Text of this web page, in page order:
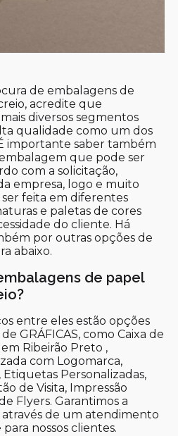
de embalagens de
acredite que
diversos segmentos
qualidade como um dos
importante saber também
que pode ser
com a solicitação,
empresa, logo e muito
ser feita em diferentes
e paletas de cores
do cliente. Há
por outras opções de
abaixo.
de papel
entre eles estão opções
GRÁFICAS, como Caixa de
Ribeirão Preto ,
com Logomarca,
Personalizadas,
de Visita, Impressão
Flyers. Garantimos a
através de um atendimento
nossos clientes.